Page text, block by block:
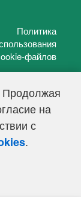
Продолжая
на
с
.
Политика
файлов
выдано